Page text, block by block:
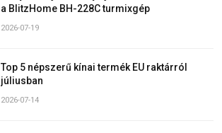
a BlitzHome BH-228C turmixgép
2026-07-19
Top 5 népszerű kínai termék EU raktárról
júliusban
2026-07-14